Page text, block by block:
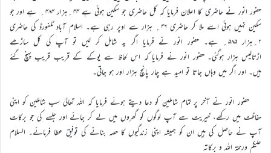
حضور انور نے حاضری کا اعلان فرمایا کہ کل حاضری جو سکین ہوئی ہے ۴۴؍ہزار ۴۸۴؍ ہے اور جو
سکین نہیں ہوئی اسے ملا کر حاضری ۴۶؍ ہزار سے اوپر رہی ہے۔ اسلام آباد ٹلفورڈ کی حاضری
۲؍ہزار ۵۸۵؍ ہے۔ حضور انور نے فرمایا اگر یہ شامل کر لیں تو آپ کی کل ساڑھے
اڑتالیس ہزار ہوگئی۔ حضور انور نے فرمایا کہ اس لحاظ سے یوکے کے قریب قریب پہنچ گئے
ہیں۔ اور اگر میں وہاں جاتا تو امید ہے چار پانچ ہزار اور ہو جاتی۔
حضور انور نے آخر پر تمام شاملین کو دعا دیتے ہوئے فرمایا کہ اللہ تعالیٰ سب شاملین کو اپنی
حفاظت میں رکھے، خیریت سے آپ لوگوں کو گھروں میں لے کر جائے اور جلسے کی جو برکات
آپ نے حاصل کی ہیں ان کو ہمیشہ اپنی زندگیوں کا حصہ بنانے کی توفیق عطا فرمائے۔ السلام
علیکم ورحمۃ اللہ و برکاتہ